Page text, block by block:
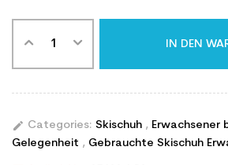
IN DEN
edit Categories: Skischuh , Erwachsener
Gelegenheit , Gebrauchte Skischuh